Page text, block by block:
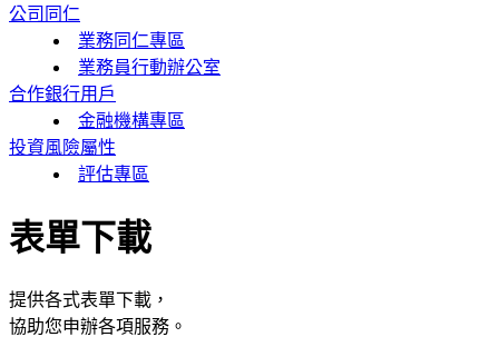
公司同仁
業務同仁專區
業務員行動辦公室
合作銀行用戶
金融機構專區
投資風險屬性
評估專區
表單下載
提供各式表單下載，
協助您申辦各項服務。